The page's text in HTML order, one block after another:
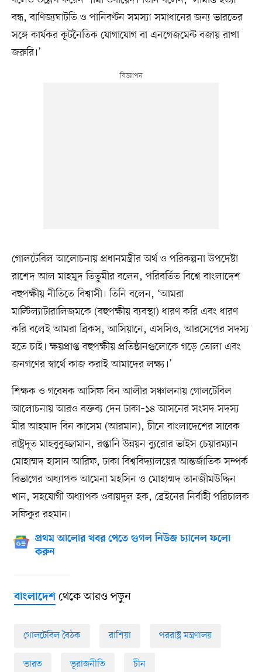
বন্ধ, বাণিজ্যঘাটতি ও পানিবণ্টন সমস্যা সমাধানের জন্য ভারতের
সঙ্গে কার্যকর কূটনৈতিক যোগাযোগ বা এনগেজমেন্ট বজায় রাখা
জরুরি।’
গোলটেবিল আলোচনায় প্রধানমন্ত্রীর অর্থ ও পরিকল্পনা উপদেষ্টা
রাশেদ আল মাহমুদ তিতুমীর বলেন, পরিবর্তিত বিশ্বে বাংলাদেশ
বহুপক্ষীয় নীতিতে বিশ্বাসী। তিনি বলেন, ‘আমরা
মাল্টিল্যাটারালিজমকে (বহুপক্ষীয় ব্যবস্থা) ধারণ করি এবং ধারণ
করি বলেই আমরা ব্রিকস, আসিয়ানে, এসসিও, আরসেপের সদস্য
হতে চাই। ক্ষয়প্রাপ্ত বহুপক্ষীয় প্রতিষ্ঠানগুলোকে গড়ে তোলা এবং
জনগণের স্বার্থে কাজ করাই আমাদের লক্ষ্য।’
শিক্ষক ও গবেষক আসিফ বিন আলীর সঞ্চালনায় গোলটেবিল
আলোচনায় আরও বক্তব্য দেন ঢাকা–১৪ আসনের সংসদ সদস্য
মীর আহমাদ বিন কাসেম (আরমান), চীনে বাংলাদেশের সাবেক
রাষ্ট্রদূত মাহবুবুজ্জামান, রপ্তানি উন্নয়ন ব্যুরোর ভাইস চেয়ারম্যান
মোহাম্মদ হাসান আরিফ, ঢাকা বিশ্ববিদ্যালয়ের আন্তর্জাতিক সম্পর্ক
বিভাগের অধ্যাপক আমেনা মহসিন ও মোহাম্মদ তানজীমউদ্দিন
খান, সহযোগী অধ্যাপক ওবায়দুল হক, ব্রেইনের নির্বাহী পরিচালক
সফিকুর রহমান।
প্রথম আলোর খবর পেতে গুগল নিউজ চ্যানেল ফলো
করুন
বাংলাদেশথেকে আরও পড়ুন
গোলটেবিল বৈঠক রাশিয়া পররাষ্ট্র মন্ত্রণালয়
ভারত ভূরাজনীতি চীন